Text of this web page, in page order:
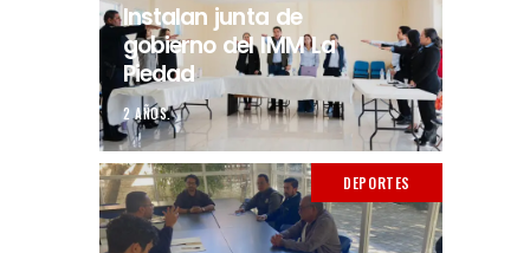
Instalan junta de
gobierno del IMM La
Piedad
2 AÑOS.
DEPORTES